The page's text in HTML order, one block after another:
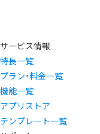
サービス情報
特長一覧
プラン・料金一覧
機能一覧
アプリストア
テンプレート一覧